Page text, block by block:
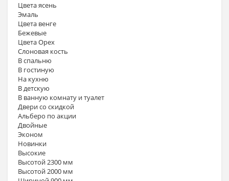
Цвета ясень
Эмаль
Цвета венге
Бежевые
Цвета Орех
Слоновая кость
В спальню
В гостиную
На кухню
В детскую
В ванную комнату и туалет
Двери со скидкой
Альберо по акции
Двойные
Эконом
Новинки
Высокие
Высотой 2300 мм
Высотой 2000 мм